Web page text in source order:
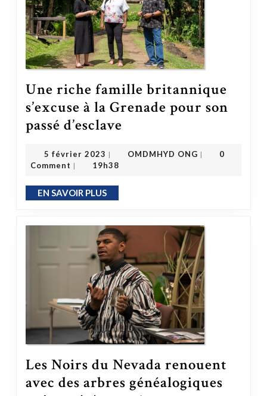
Une riche famille britannique
s’excuse à la Grenade pour son
passé d’esclave
5 février 2023 | OMDMHYD ONG |
0
Comment | 19h38
EN SAVOIR PLUSEN SAVOIR PLUS
Les Noirs du Nevada renouent
avec des arbres généalogiques